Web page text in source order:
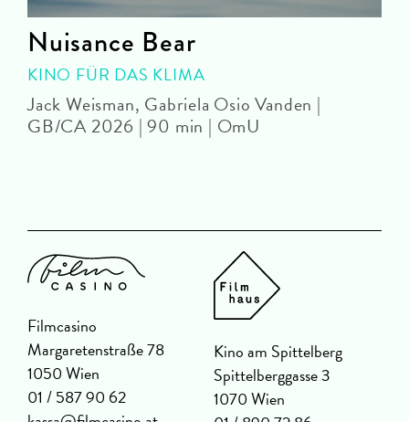
Nuisance Bear
KINO FÜR DAS KLIMA
Jack Weisman, Gabriela Osio Vanden |
GB/CA 2026 | 90 min | OmU
Filmcasino
Margaretenstraße 78
1050 Wien
01 / 587 90 62
Kino am Spittelberg
Spittelberggasse 3
1070 Wien